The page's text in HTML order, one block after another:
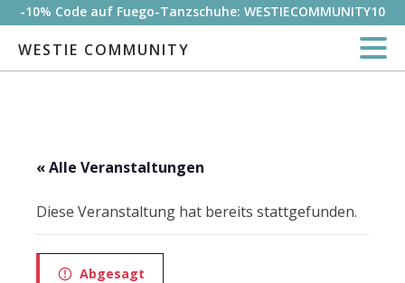
-10% Code auf Fuego-Tanzschuhe: WESTIECOMMUNITY10
WESTIE COMMUNITY
« Alle Veranstaltungen
Diese Veranstaltung hat bereits stattgefunden.
Abgesagt